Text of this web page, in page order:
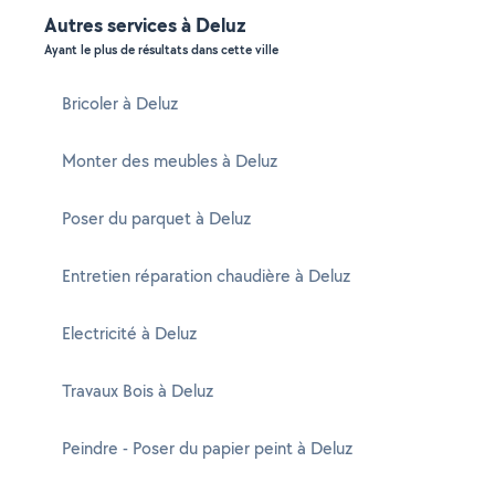
Autres services à Deluz
Ayant le plus de résultats dans cette ville
Bricoler à Deluz
Monter des meubles à Deluz
Poser du parquet à Deluz
Entretien réparation chaudière à Deluz
Electricité à Deluz
Travaux Bois à Deluz
Peindre - Poser du papier peint à Deluz